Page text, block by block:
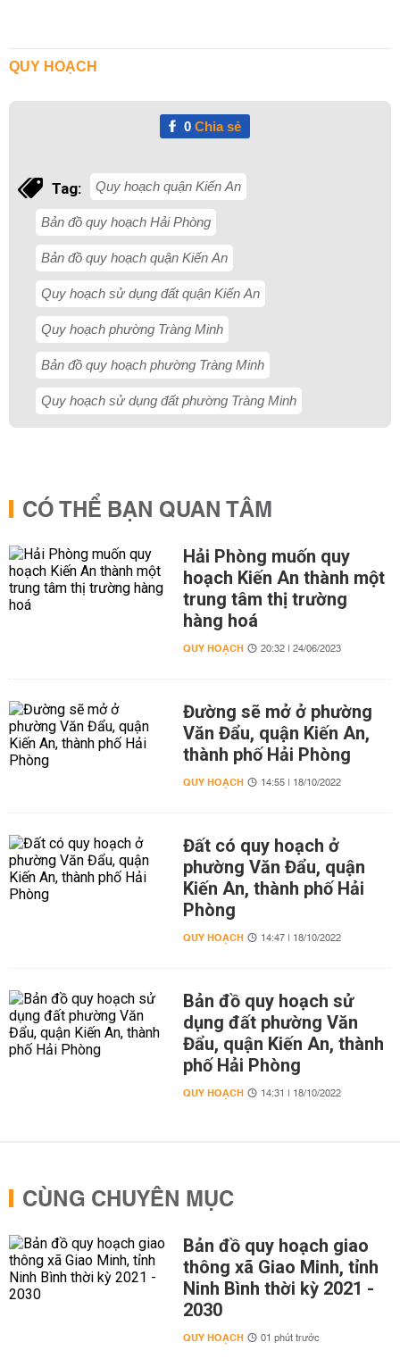
QUY HOẠCH
0Chia sẻ
Tag: Quy hoạch quận Kiến An
Bản đồ quy hoạch Hải Phòng
Bản đồ quy hoạch quận Kiến An
Quy hoạch sử dụng đất quận Kiến An
Quy hoạch phường Tràng Minh
Bản đồ quy hoạch phường Tràng Minh
Quy hoạch sử dụng đất phường Tràng Minh
CÓ THỂ BẠN QUAN TÂM
Hải Phòng muốn quy
hoạch Kiến An thành một
trung tâm thị trường
hàng hoá
QUY HOẠCH 20:32 | 24/06/2023
Đường sẽ mở ở phường
Văn Đẩu, quận Kiến An,
thành phố Hải Phòng
QUY HOẠCH 14:55 | 18/10/2022
Đất có quy hoạch ở
phường Văn Đẩu, quận
Kiến An, thành phố Hải
Phòng
QUY HOẠCH 14:47 | 18/10/2022
Bản đồ quy hoạch sử
dụng đất phường Văn
Đẩu, quận Kiến An, thành
phố Hải Phòng
QUY HOẠCH 14:31 | 18/10/2022
CÙNG CHUYÊN MỤC
Bản đồ quy hoạch giao
thông xã Giao Minh, tỉnh
Ninh Bình thời kỳ 2021 -
2030
QUY HOẠCH 01 phút trước